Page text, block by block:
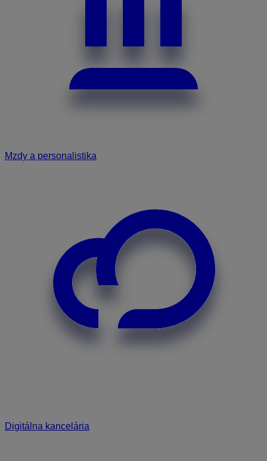
Mzdy a personalistika
Digitálna kancelária